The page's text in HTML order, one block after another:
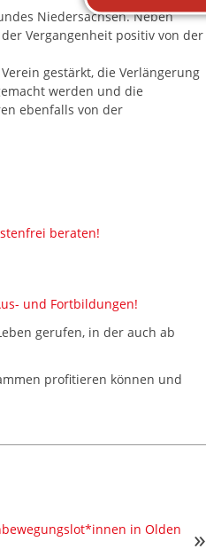
Niedersachsen. Neben
Vergangenheit positiv von der
gestärkt, die Verlängerung
werden und die
ebenfalls von der
beraten!
und Fortbildungen!
gerufen, in der auch ab
profitieren können und
in Olden
»